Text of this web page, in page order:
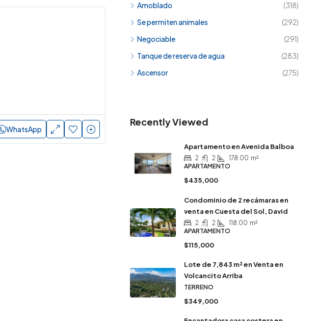
WhatsApp
Amoblado
(318)
Se permiten animales
(292)
Negociable
(291)
Tanque de reserva de agua
(283)
Ascensor
(275)
Recently Viewed
Apartamento en Avenida Balboa
2 2 178.00 m²
APARTAMENTO
$435,000
Condominio de 2 recámaras en
venta en Cuesta del Sol, David
2 2 118.00 m²
APARTAMENTO
$115,000
Lote de 7,843 m² en Venta en
Volcancito Arriba
TERRENO
$349,000